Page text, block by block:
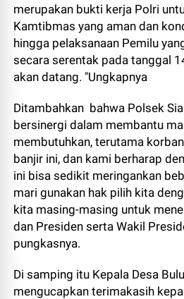
merupakan bukti kerja Polri
Kamtibmas yang aman dan
hingga pelaksanaan Pemilu
secara serentak pada tanggal
akan datang. "Ungkapnya
Ditambahkan bahwa Polsek
bersinergi dalam membantu
membutuhkan, terutama
banjir ini, dan kami berharap
ini bisa sedikit meringankan
mari gunakan hak pilih kita
kita masing-masing untuk
dan Presiden serta Wakil
pungkasnya.
Di samping itu Kepala Desa
mengucapkan terimakasih